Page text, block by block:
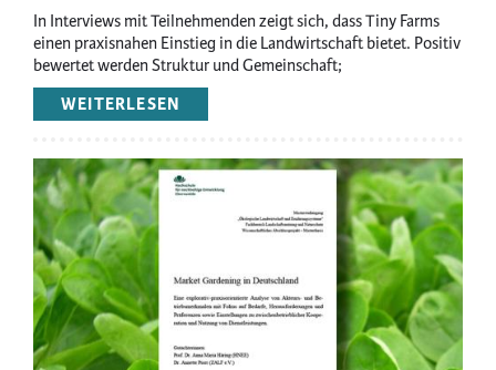
In Interviews mit Teilnehmenden zeigt sich, dass Tiny Farms
einen praxisnahen Einstieg in die Landwirtschaft bietet. Positiv
bewertet werden Struktur und Gemeinschaft;
Herausforderungen liegen u. a. in Bürokratie und
wirtschaftlichen Unsicherheiten.
WEITERLESEN
ERFAHRUNGEN
DEM
TINY-
FARMS-
PROGRAMM
Image